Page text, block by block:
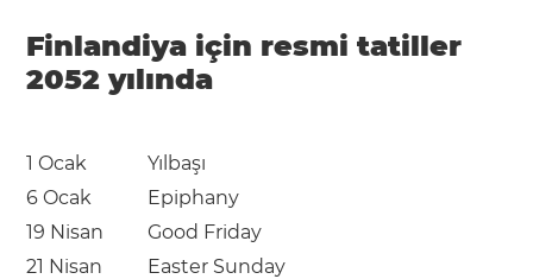
Finlandiya için resmi tatiller
2052 yılında
1 Ocak
Yılbaşı
6 Ocak
Epiphany
19 Nisan
Good Friday
21 Nisan
Easter Sunday